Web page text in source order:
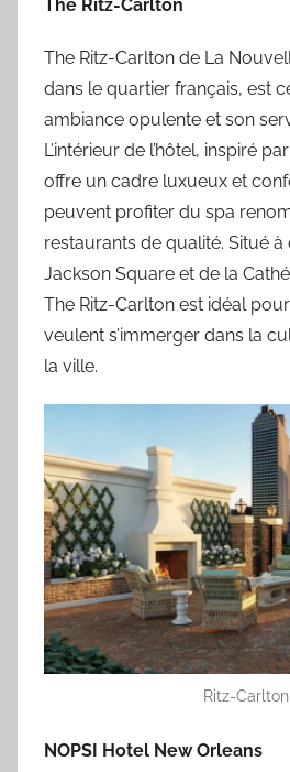
The Ritz-Carlton
The Ritz-Carlton de La
dans le quartier français, est
ambiance opulente et son
L’intérieur de l’hôtel, inspiré
offre un cadre luxueux et
peuvent profiter du spa
restaurants de qualité. Situé
Jackson Square et de la
The Ritz-Carlton est idéal
veulent s’immerger dans la
la ville.
Ritz-Carlton
NOPSI Hotel New Orleans